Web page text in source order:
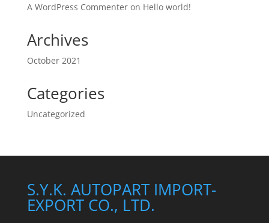
A WordPress Commenteron Hello world!
Archives
October 2021
Categories
Uncategorized
S.Y.K. AUTOPART IMPORT-
EXPORT CO., LTD.